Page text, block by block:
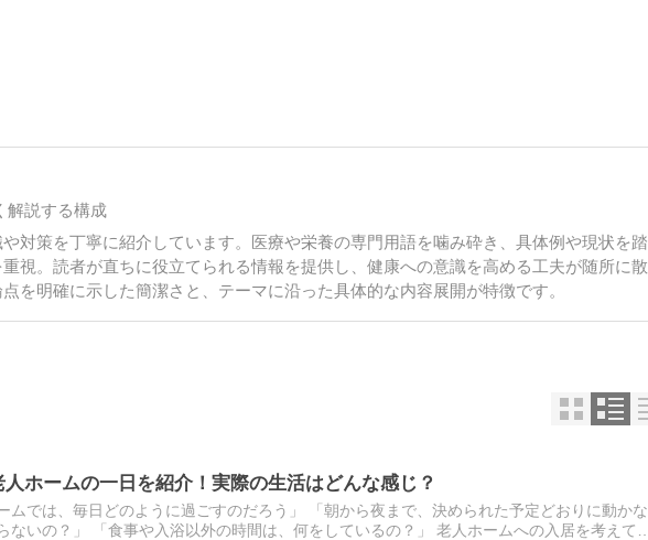
解説する構成
対策を丁寧に紹介しています。医療や栄養の専門用語を噛み砕き、具体例や現状を踏
視。読者が直ちに役立てられる情報を提供し、健康への意識を高める工夫が随所に散
を明確に示した簡潔さと、テーマに沿った具体的な内容展開が特徴です。
ホームの一日を紹介！実際の生活はどんな感じ？
ムでは、毎日どのように過ごすのだろう」 「朝から夜まで、決められた予定どおりに動かな
ないの？」 「食事や入浴以外の時間は、何をしているの？」 老人ホームへの入居を考えてい